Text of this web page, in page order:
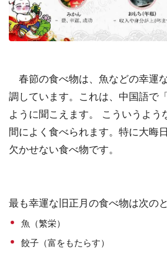
春節の食べ物は、魚などの幸運
調しています。これは、中国語で
ように聞こえます。 こういうよう
間によく食べられます。特に大晦
欠かせない食べ物です。
最も幸運な旧正月の食べ物は次の
魚（繁栄）
餃子（富をもたらす）